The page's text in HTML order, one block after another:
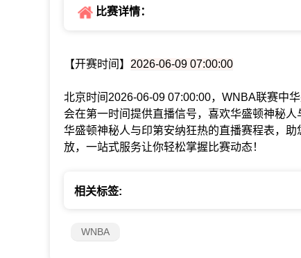
比赛详情：
【开赛时间】 2026-06-09 07:00:00
北京时间2026-06-09 07:00:00，WNBA联赛中
会在第一时间提供直播信号，喜欢华盛顿神秘
华盛顿神秘人与印第安纳狂热的直播赛程表，
放，一站式服务让你轻松掌握比赛动态！
相关标签:
WNBA